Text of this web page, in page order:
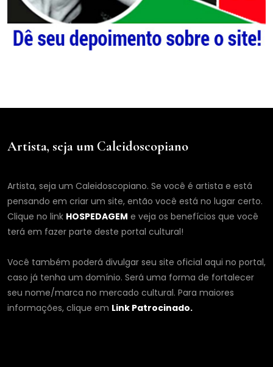
Artista, seja um Caleidoscopiano
Artista, seja um Caleidoscopiano. Se você é artista e está
pensando em criar um site, então você está no lugar certo.
Clique no link HOSPEDAGEM e veja os benefícios que você
terá em fazer parte deste portal cultural!
Você também poderá divulgar seu site oficial aqui no portal,
caso já tenha um domínio. Será uma forma de fortalecer
seu nome/marca no mercado cultural. Para maiores
informações, clique em Link Patrocinado.